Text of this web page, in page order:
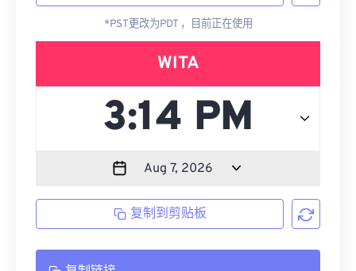
*PST更改为PDT ，目前正在使用
WITA
复制到剪贴板